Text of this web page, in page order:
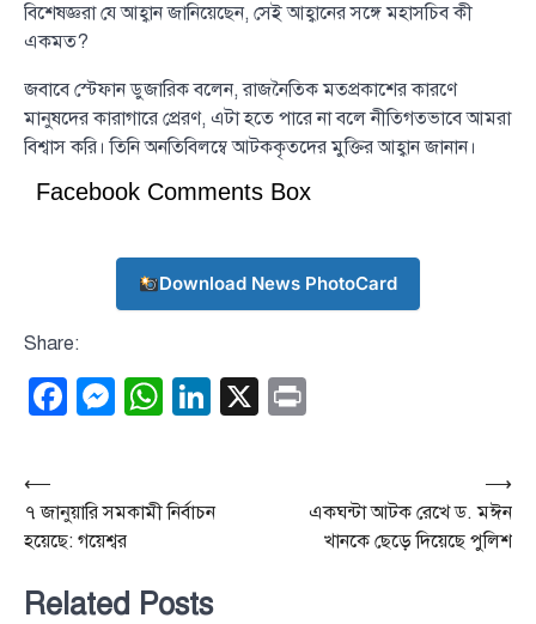
বিশেষজ্ঞরা যে আহ্বান জানিয়েছেন, সেই আহ্বানের সঙ্গে মহাসচিব কী
একমত?
জবাবে স্টেফান ডুজারিক বলেন, রাজনৈতিক মতপ্রকাশের কারণে
মানুষদের কারাগারে প্রেরণ, এটা হতে পারে না বলে নীতিগতভাবে আমরা
বিশ্বাস করি। তিনি অনতিবিলম্বে আটককৃতদের মুক্তির আহ্বান জানান।
Facebook Comments Box
Download News PhotoCard
Share:
Facebook
Messenger
WhatsApp
LinkedIn
X
Post
navigation
⟵
৭ জানুয়ারি সমকামী নির্বাচন
হয়েছে: গয়েশ্বর
একঘন্টা আটক রেখে ড. মঈন
খানকে ছেড়ে দিয়েছে পুলিশ
⟶
Related Posts